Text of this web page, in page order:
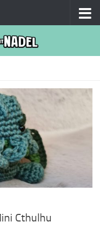
Cthulhu